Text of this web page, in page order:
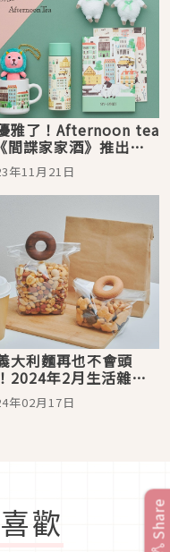
雅了！Afternoon tea
間諜家家酒》推出手
聯名雜貨，伴你度過
居家時光
年11月21日
大利麵再也不會頭
2024年2月生活雜貨
推薦
年02月17日
歡 Share